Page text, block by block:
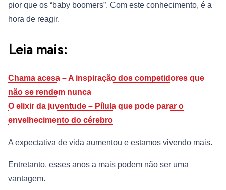
pior que os “baby boomers”. Com este conhecimento, é a
hora de reagir.
Leia mais:
Chama acesa – A inspiração dos competidores que
não se rendem nunca
O elixir da juventude – Pílula que pode parar o
envelhecimento do cérebro
A expectativa de vida aumentou e estamos vivendo mais.
Entretanto, esses anos a mais podem não ser uma
vantagem.